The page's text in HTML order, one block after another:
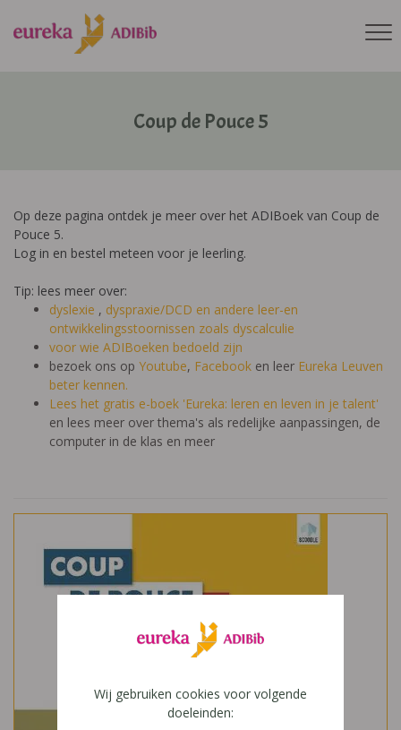
Coup de Pouce 5
Op deze pagina ontdek je meer over het ADIBoek van Coup de
Pouce 5.
Log in en bestel meteen voor je leerling.
Tip: lees meer over:
dyslexie , dyspraxie/DCD en andere leer-en
ontwikkelingsstoornissen zoals dyscalculie
voor wie ADIBoeken bedoeld zijn
bezoek ons op Youtube, Facebook en leer Eureka Leuven
beter kennen.
Lees het gratis e-boek 'Eureka: leren en leven in je talent'
en lees meer over thema's als redelijke aanpassingen, de
computer in de klas en meer
Wij gebruiken cookies voor volgende
doeleinden: